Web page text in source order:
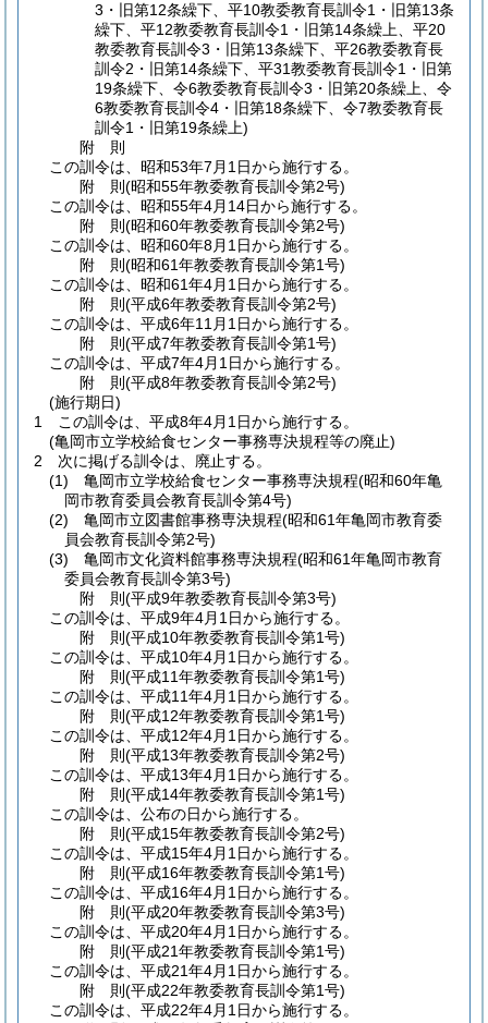
3・旧第12条繰下、平10教委教育長訓令1・旧第13条
繰下、平12教委教育長訓令1・旧第14条繰上、平20
教委教育長訓令3・旧第13条繰下、平26教委教育長
訓令2・旧第14条繰下、平31教委教育長訓令1・旧第
19条繰下、令6教委教育長訓令3・旧第20条繰上、令
6教委教育長訓令4・旧第18条繰下、令7教委教育長
訓令1・旧第19条繰上)
附 則
この訓令は、昭和53年7月1日から施行する。
附 則(昭和55年教委教育長訓令第2号)
この訓令は、昭和55年4月14日から施行する。
附 則(昭和60年教委教育長訓令第2号)
この訓令は、昭和60年8月1日から施行する。
附 則(昭和61年教委教育長訓令第1号)
この訓令は、昭和61年4月1日から施行する。
附 則(平成6年教委教育長訓令第2号)
この訓令は、平成6年11月1日から施行する。
附 則(平成7年教委教育長訓令第1号)
この訓令は、平成7年4月1日から施行する。
附 則(平成8年教委教育長訓令第2号)
(施行期日)
1
この訓令は、平成8年4月1日から施行する。
(亀岡市立学校給食センター事務専決規程等の廃止)
2
次に掲げる訓令は、廃止する。
(1)
亀岡市立学校給食センター事務専決規程(昭和60年亀
岡市教育委員会教育長訓令第4号)
(2)
亀岡市立図書館事務専決規程(昭和61年亀岡市教育委
員会教育長訓令第2号)
(3)
亀岡市文化資料館事務専決規程(昭和61年亀岡市教育
委員会教育長訓令第3号)
附 則(平成9年教委教育長訓令第3号)
この訓令は、平成9年4月1日から施行する。
附 則(平成10年教委教育長訓令第1号)
この訓令は、平成10年4月1日から施行する。
附 則(平成11年教委教育長訓令第1号)
この訓令は、平成11年4月1日から施行する。
附 則(平成12年教委教育長訓令第1号)
この訓令は、平成12年4月1日から施行する。
附 則(平成13年教委教育長訓令第2号)
この訓令は、平成13年4月1日から施行する。
附 則(平成14年教委教育長訓令第1号)
この訓令は、公布の日から施行する。
附 則(平成15年教委教育長訓令第2号)
この訓令は、平成15年4月1日から施行する。
附 則(平成16年教委教育長訓令第1号)
この訓令は、平成16年4月1日から施行する。
附 則(平成20年教委教育長訓令第3号)
この訓令は、平成20年4月1日から施行する。
附 則(平成21年教委教育長訓令第1号)
この訓令は、平成21年4月1日から施行する。
附 則(平成22年教委教育長訓令第1号)
この訓令は、平成22年4月1日から施行する。